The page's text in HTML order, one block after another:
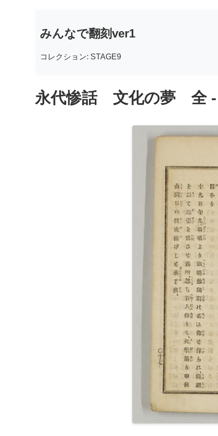
みんなで翻刻ver1
コレクション: STAGE9
永代惨話 文化の夢 全 -